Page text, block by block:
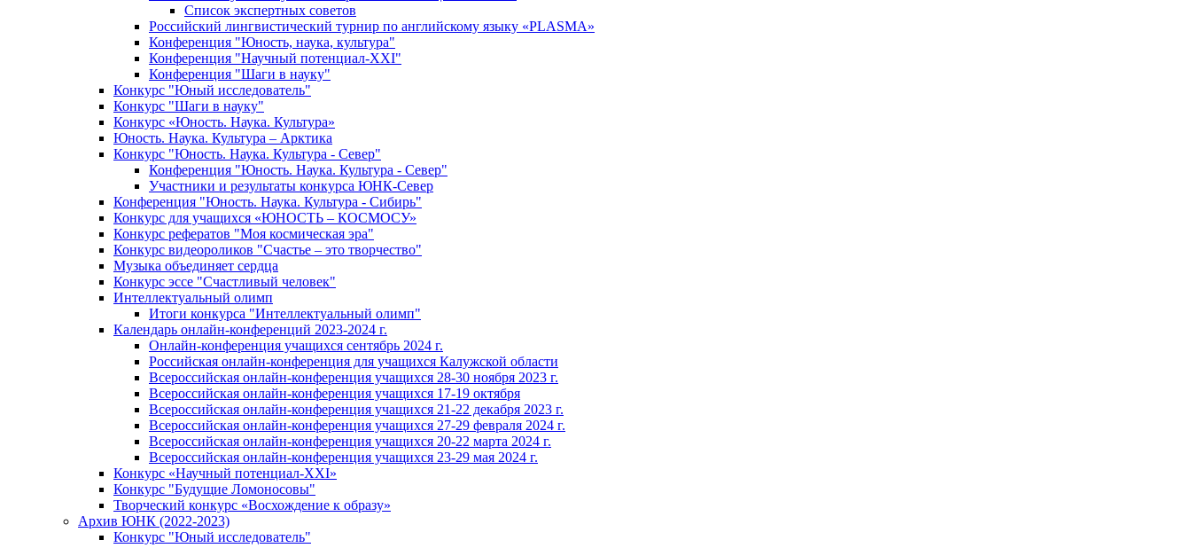
Список экспертных советов
Российский лингвистический турнир по английскому языку «PLASMA»
Конференция "Юность, наука, культура"
Конференция "Научный потенциал-XXI"
Конференция "Шаги в науку"
Конкурс "Юный исследователь"
Конкурс "Шаги в науку"
Конкурс «Юность. Наука. Культура»
Юность. Наука. Культура – Арктика
Конкурс "Юность. Наука. Культура - Север"
Конференция "Юность. Наука. Культура - Север"
Участники и результаты конкурса ЮНК-Север
Конференция "Юность. Наука. Культура - Сибирь"
Конкурс для учащихся «ЮНОСТЬ – КОСМОСУ»
Конкурс рефератов "Моя космическая эра"
Конкурс видеороликов "Счастье – это творчество"
Музыка объединяет сердца
Конкурс эссе "Cчастливый человек"
Интеллектуальный олимп
Итоги конкурса "Интеллектуальный олимп"
Календарь онлайн-конференций 2023-2024 г.
Онлайн-конференция учащихся сентябрь 2024 г.
Российская онлайн-конференция для учащихся Калужской области
Всероссийская онлайн-конференция учащихся 28-30 ноября 2023 г.
Всероссийская онлайн-конференция учащихся 17-19 октября
Всероссийская онлайн-конференция учащихся 21-22 декабря 2023 г.
Всероссийская онлайн-конференция учащихся 27-29 февраля 2024 г.
Всероссийская онлайн-конференция учащихся 20-22 марта 2024 г.
Всероссийская онлайн-конференция учащихся 23-29 мая 2024 г.
Конкурс «Научный потенциал-XXI»
Конкурс "Будущие Ломоносовы"
Творческий конкурс «Восхождение к образу»
Архив ЮНК (2022-2023)
Конкурс "Юный исследователь"